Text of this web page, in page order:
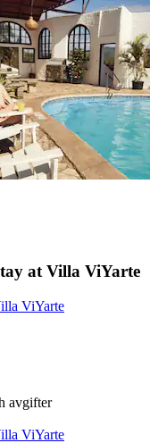
at Villa ViYarte
ViYarte
avgifter
ViYarte